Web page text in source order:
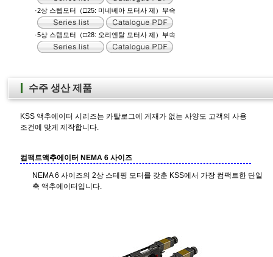
·2상 스텝모터（□25: 미네베아 모터사 제）부속
·5상 스텝모터（□28: 오리엔탈 모터사 제）부속
수주 생산 제품
KSS 액추에이터 시리즈는 카탈로그에 게재가 없는 사양도 고객의 사용
조건에 맞게 제작합니다.
컴팩트액추에이터 NEMA 6 사이즈
NEMA 6 사이즈의 2상 스테핑 모터를 갖춘 KSS에서 가장 컴팩트한 단일
축 액추에이터입니다.